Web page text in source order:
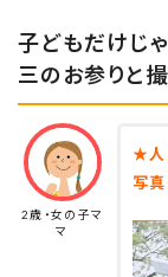
子どもだけじ
三のお参りと
2歳・女の子マ
マ
★人
写